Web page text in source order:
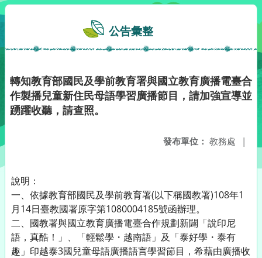
公告彙整
轉知教育部國民及學前教育署與國立教育廣播電臺合
作製播兒童新住民母語學習廣播節目，請加強宣導並
踴躍收聽，請查照。
發布單位： 教務處 |
說明：
一、依據教育部國民及學前教育署(以下稱國教署)108年1
月14日臺教國署原字第1080004185號函辦理。
二、國教署與國立教育廣播電臺合作規劃新闢「說印尼
語，真酷！」、「輕鬆學・越南語」及「泰好學・泰有
趣」印越泰3國兒童母語廣播語言學習節目，希藉由廣播收